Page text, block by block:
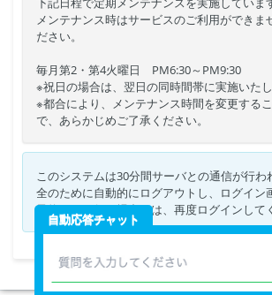
メンテナンス時はサービスのご利用ができま
ださい。
毎月第2・第4火曜日 PM6:30～PM9:30
※祝日の場合は、翌日の同時間帯に実施いたし
※都合により、メンテナンス時間を変更する
で、あらかじめご了承ください。
このシステムは30分間サーバとの通信が行わ
全のために自動的にログアウトし、ログイン
予約などを行う場合には、再度ログインして
自動応答チャット